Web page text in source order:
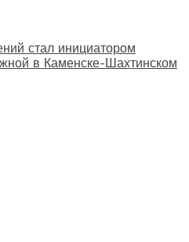
стал инициатором
в Каменске-Шахтинском